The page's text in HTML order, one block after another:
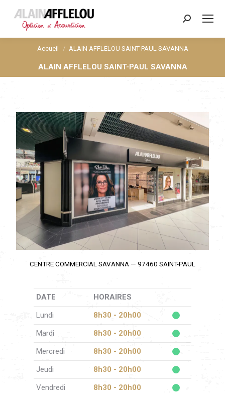
Search:
Accueil ALAIN AFFLELOU SAINT-PAUL SAVANNA
ALAIN AFFLELOU SAINT-PAUL SAVANNA
CENTRE COMMERCIAL SAVANNA — 97460 SAINT-PAUL
DATE
HORAIRES
Lundi
8h30 - 20h00
Mardi
8h30 - 20h00
Mercredi
8h30 - 20h00
Jeudi
8h30 - 20h00
Vendredi
8h30 - 20h00